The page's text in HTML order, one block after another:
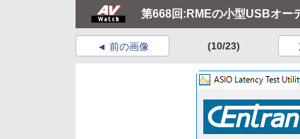
第668回:RMEの小型USBオー
前の画像 (10/23)